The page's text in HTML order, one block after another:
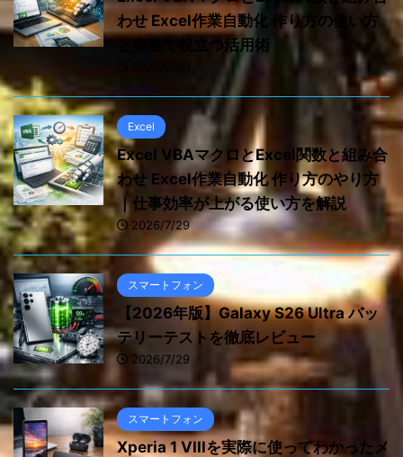
わせ Excel作業自動化 作り方の使い方
と実務で役立つ活用術
Excel
Excel VBAマクロとExcel関数と組み合
わせ Excel作業自動化 作り方のやり方
｜仕事効率が上がる使い方を解説
2026/7/29
スマートフォン
【2026年版】Galaxy S26 Ultra バッ
テリーテストを徹底レビュー
2026/7/29
スマートフォン
Xperia 1 VIIIを実際に使ってわかったメ